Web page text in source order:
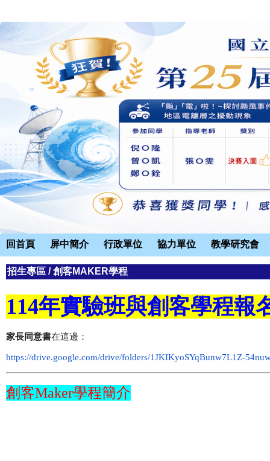
回首頁 屏中簡介 行政單位 協力單位 教學研究會
招生專區 /創客MAKER學程
114年實驗班與創客學程報
家長同意書在這邊：
https://drive.google.com/drive/folders/1JKIKyoSYqBunw7L1Z-
創客Maker學程簡介